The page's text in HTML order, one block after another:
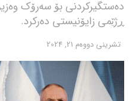
دەستگیرکردنی بۆ سەرۆک
ڕژێمی زایۆنیستی دەرکرد.
تشرینی دووه‌م 21, 2024